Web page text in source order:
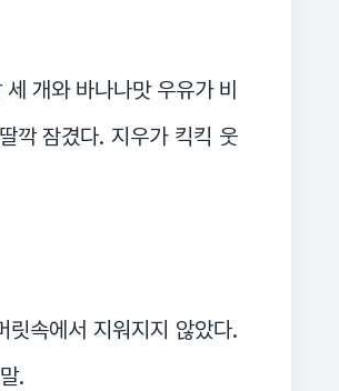
개와 바나나맛 우유가 비
깍 잠겼다. 지우가 킥킥 웃
속에서 지워지지 않았다.
.